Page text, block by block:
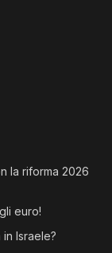
la riforma 2026
euro!
Israele?